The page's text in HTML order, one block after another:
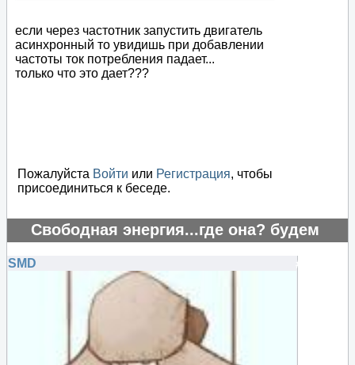
если через частотник запустить двигатель
асинхронный то увидишь при добавлении
частоты ток потребления падает...
только что это дает???
Пожалуйста Войти или Регистрация, чтобы
присоединиться к беседе.
Свободная энергия...где она? будем
искать..
#125654
SMD